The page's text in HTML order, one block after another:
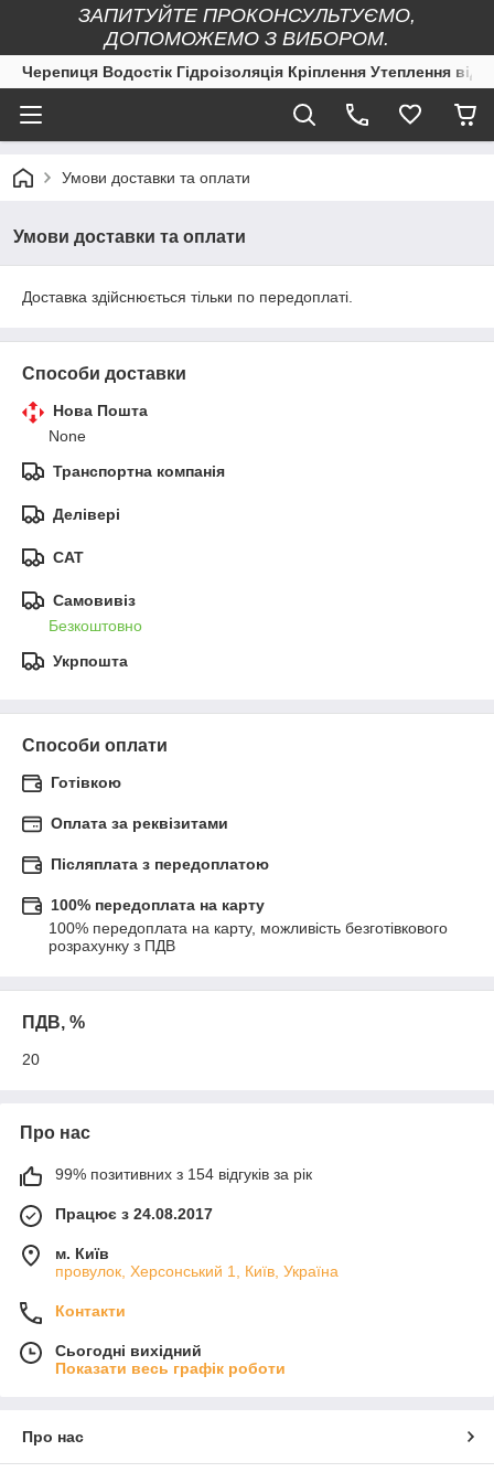
ЗАПИТУЙТЕ ПРОКОНСУЛЬТУЄМО,
ДОПОМОЖЕМО З ВИБОРОМ.
Черепиця Водостік Гідроізоляція Кріплення Утеплення
Умови доставки та оплати
Умови доставки та оплати
Доставка здійснюється тільки по передоплаті.
Способи доставки
Нова Пошта
None
Транспортна компанія
Делівері
САТ
Самовивіз
Безкоштовно
Укрпошта
Способи оплати
Готівкою
Оплата за реквізитами
Післяплата з передоплатою
100% передоплата на карту
100% передоплата на карту, можливість безготівкового
розрахунку з ПДВ
ПДВ, %
20
Про нас
99% позитивних з 154 відгуків за рік
Працює з 24.08.2017
м. Київ
провулок, Херсонський 1, Київ, Україна
Контакти
Сьогодні вихідний
Показати весь графік роботи
Про нас